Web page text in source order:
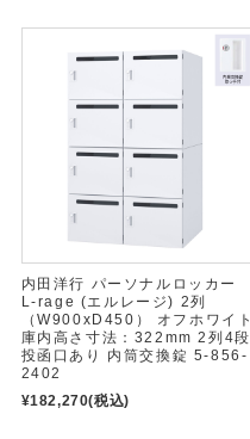
内田洋行 パーソナルロッカー
L-rage (エルレージ) 2列
（W900xD450） オフホワイト
庫内高さ寸法：322mm 2列4段
投函口あり 内筒交換錠 5-856-
2402
¥182,270(税込)